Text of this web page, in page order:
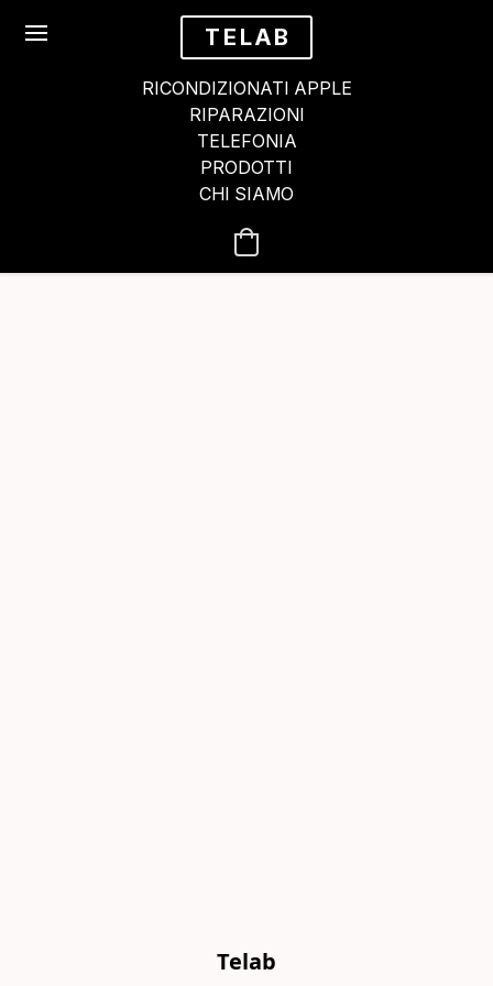
TELAB
RICONDIZIONATI APPLE
RIPARAZIONI
TELEFONIA
PRODOTTI
CHI SIAMO
Telab